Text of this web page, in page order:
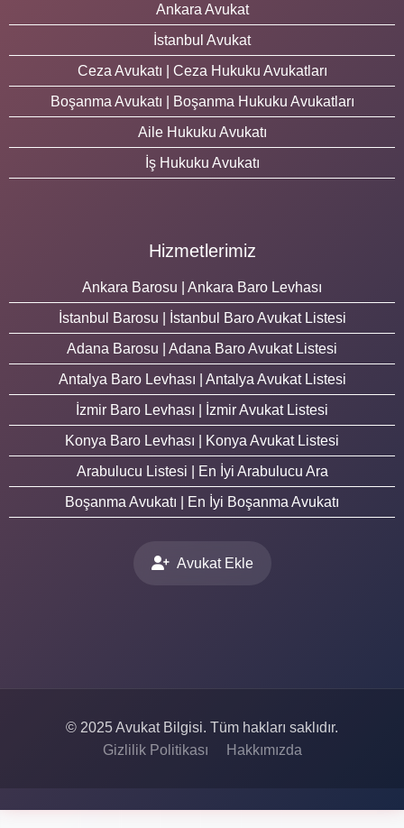
Ankara Avukat
İstanbul Avukat
Ceza Avukatı | Ceza Hukuku Avukatları
Boşanma Avukatı | Boşanma Hukuku Avukatları
Aile Hukuku Avukatı
İş Hukuku Avukatı
Hizmetlerimiz
Ankara Barosu | Ankara Baro Levhası
İstanbul Barosu | İstanbul Baro Avukat Listesi
Adana Barosu | Adana Baro Avukat Listesi
Antalya Baro Levhası | Antalya Avukat Listesi
İzmir Baro Levhası | İzmir Avukat Listesi
Konya Baro Levhası | Konya Avukat Listesi
Arabulucu Listesi | En İyi Arabulucu Ara
Boşanma Avukatı | En İyi Boşanma Avukatı
Avukat Ekle
© 2025 Avukat Bilgisi. Tüm hakları saklıdır.
Gizlilik Politikası
Hakkımızda